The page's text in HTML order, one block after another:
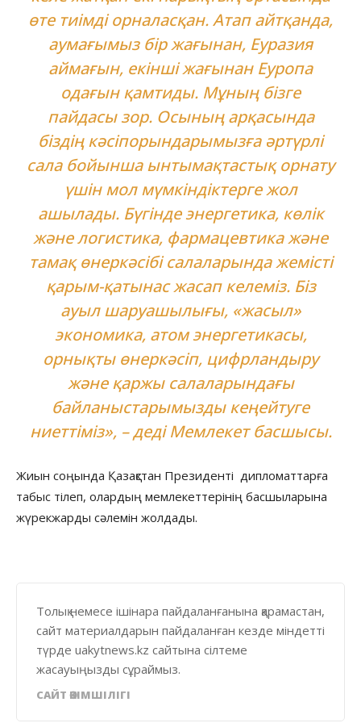
өте тиімді орналасқан. Атап айтқанда,
аумағымыз бір жағынан, Еуразия
аймағын, екінші жағынан Еуропа
одағын қамтиды. Мұның бізге
пайдасы зор. Осының арқасында
біздің кәсіпорындарымызға әртүрлі
сала бойынша ынтымақтастық орнату
үшін мол мүмкіндіктерге жол
ашылады. Бүгінде энергетика, көлік
және логистика, фармацевтика және
тамақ өнеркәсібі салаларында жемісті
қарым-қатынас жасап келеміз. Біз
ауыл шаруашылығы, «жасыл»
экономика, атом энергетикасы,
орнықты өнеркәсіп, цифрландыру
және қаржы салаларындағы
байланыстарымызды кеңейтуге
ниеттіміз», – деді Мемлекет басшысы.
Жиын соңында Қазақстан Президенті дипломаттарға
табыс тілеп, олардың мемлекеттерінің басшыларына
жүрекжарды сәлемін жолдады.
Толық немесе ішінара пайдаланғанына қарамастан,
сайт материалдарын пайдаланған кезде міндетті
түрде uakytnews.kz сайтына сілтеме
жасауыңызды сұраймыз.
САЙТ ӘКІМШІЛІГІ